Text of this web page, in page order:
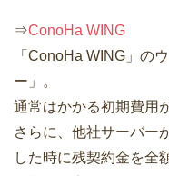
⇒ConoHa WING
「ConoHa WING」の
ー」。
通常はかかる初期費用
さらに、他社サーバー
した時に残契約金を全